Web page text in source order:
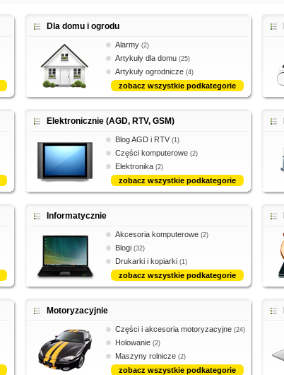
Dla domu i ogrodu
Alarmy (2)
Artykuły dla domu (25)
Artykuły ogrodnicze (4)
zobacz wszystkie podkategorie
Elektronicznie (AGD, RTV, GSM)
Blog AGD i RTV (1)
Części komputerowe (2)
Elektronika (2)
zobacz wszystkie podkategorie
Informatycznie
Akcesoria komputerowe (2)
Blogi (32)
Drukarki i kopiarki (1)
zobacz wszystkie podkategorie
Motoryzacyjnie
Części i akcesoria motoryzacyjne (24)
Holowanie (2)
Maszyny rolnicze (2)
zobacz wszystkie podkategorie